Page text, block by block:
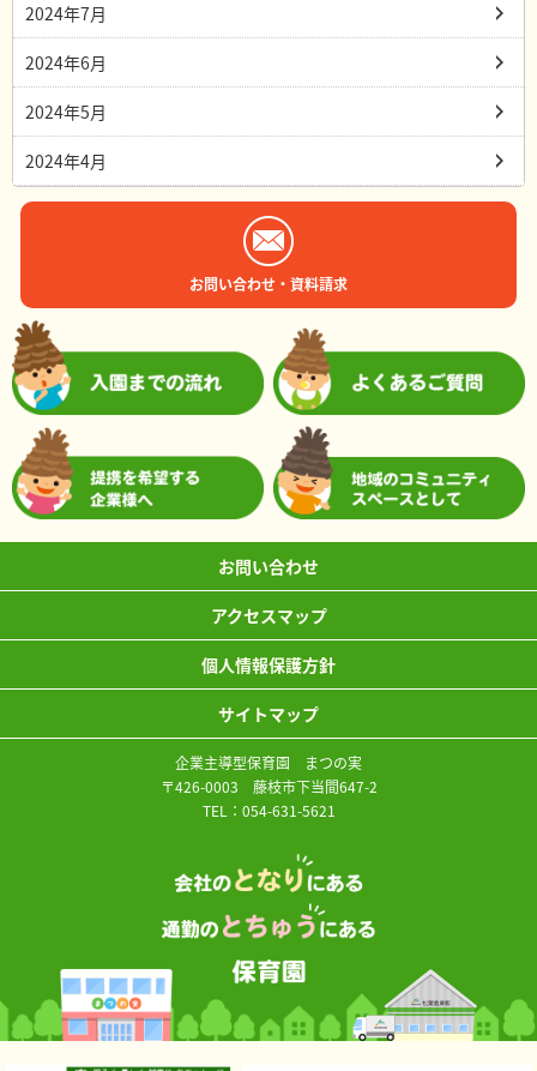
2024年7月
2024年6月
2024年5月
2024年4月
お問い合わせ・資料請求
お問い合わせ
アクセスマップ
個人情報保護方針
サイトマップ
企業主導型保育園 まつの実
〒426-0003 藤枝市下当間647-2
TEL： 054-631-5621